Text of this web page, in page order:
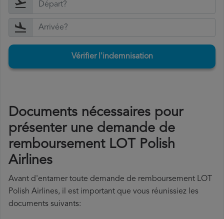
Vérifier l'indemnisation
Documents nécessaires pour
présenter une demande de
remboursement LOT Polish
Airlines
Avant d'entamer toute demande de remboursement LOT
Polish Airlines, il est important que vous réunissiez les
documents suivants: